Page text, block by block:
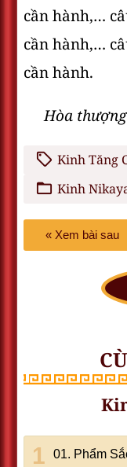
cần hành,…
cần hành,…
cần hành.
Hòa thượng
Kinh Tăng
Kinh
« Xem bài sau
01. Phẩm